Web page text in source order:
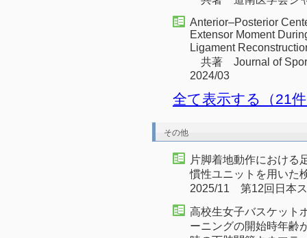
Anterior–Posterior
Extensor Moment
Ligament
共著 Journal of
2024/03
全て表示する（21
その他
片脚着地動作における
慣性ユニットを用い
2025/11 第12回日本
高校生女子バスケット
ーニングの開始時年齢